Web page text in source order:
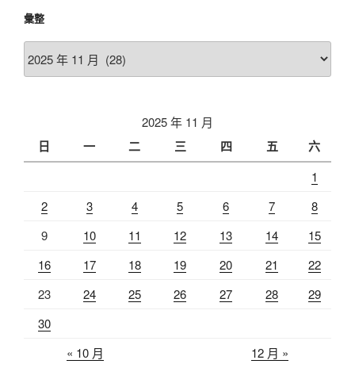
彙整
整
2025 年 11 月
日 一 二 三 四 五 六
1
2
3 4 5 6 7
8
9
10 11 12 13 14
15
16
17 18 19 20 21
22
23
24 25 26 27 28
29
30
« 10 月
12 月 »